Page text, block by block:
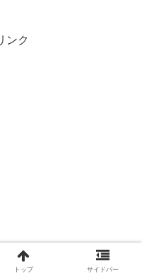
ンク
トップ サイドバー